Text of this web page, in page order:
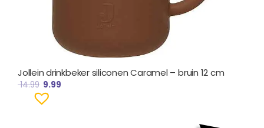
Jollein drinkbeker siliconen Caramel – bruin 12 cm
14.99 9.99